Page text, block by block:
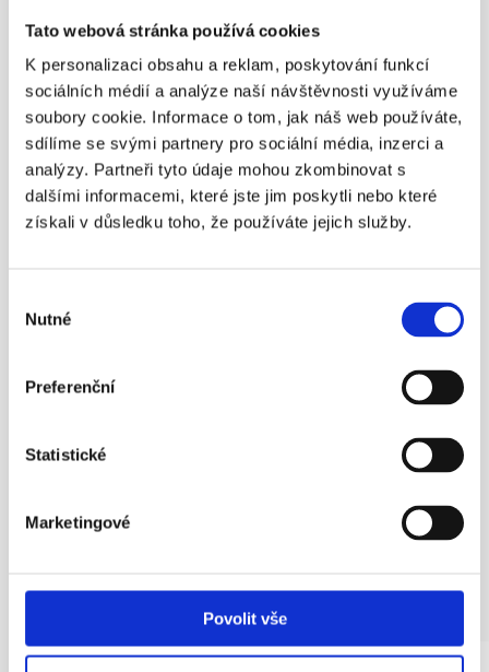
Tato webová stránka používá cookies
K personalizaci obsahu a reklam, poskytování funkcí
sociálních médií a analýze naší návštěvnosti využíváme
soubory cookie. Informace o tom, jak náš web používáte,
sdílíme se svými partnery pro sociální média, inzerci a
analýzy. Partneři tyto údaje mohou zkombinovat s
dalšími informacemi, které jste jim poskytli nebo které
získali v důsledku toho, že používáte jejich služby.
souhlasu
Nutné
Preferenční
Statistické
Marketingové
Povolit vše
určení a převádí se rubopisem, smlouva není nutná,
pracuje se s ním tedy podobně jako s akcií)
vkladová povinnost musí být splněna v penězích
výše vkladu připadající na podíl není omezena
vklad nemusí být splacen v plné výši, před zápisem
společnosti do OR postačí na každý peněžitý vklad
Konkrétní nevýhody společenské smlouvy obsahující jen povinné
Společenská smlouva obsahující jen povinné náležitosti stanovené
zákonem bude mít pro fungování společnosti řadu důsledků, které
smlouvy zahrnout jakékoli dispozitivní ujednání (v zákoně je uvozeno
např. slovy „stanoví-li tak společenská smlouva“ nebo „neurčí-li
společenskou smlouvu měnit pouze dohodou všech společníků, a to
bez ohledu na to, zda se bude zasahovat do jejich práv či nikoli, nikoliv
usnášeníschopnost a rozhodování valné hromady jiný počet hlasů, než